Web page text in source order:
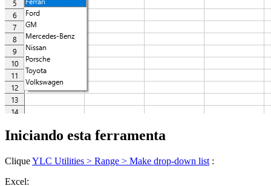
Iniciando esta ferramenta
CliqueYLC Utilities > Range > Make drop-down list :
Excel: